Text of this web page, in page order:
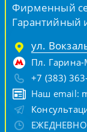
Фирменный
Гарантийный
ул.
Пл.
+7 (383)
Наш email: